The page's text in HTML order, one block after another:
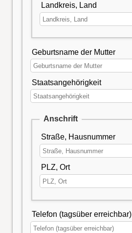
Landkreis, Land
Geburtsname der Mutter
Staatsangehörigkeit
Anschrift
Straße, Hausnummer
PLZ, Ort
Telefon (tagsüber erreichbar)